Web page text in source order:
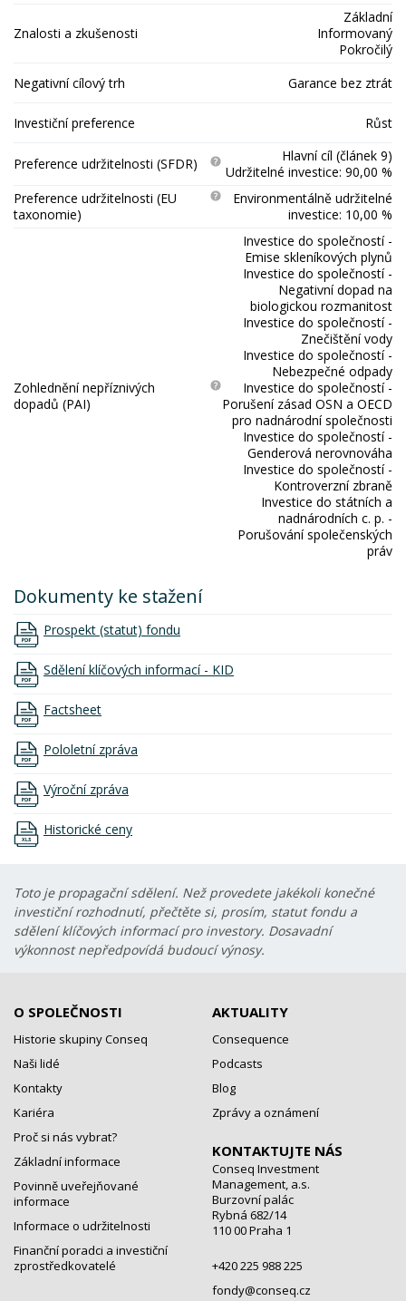
Znalosti a zkušenosti
Základní
Informovaný
Pokročilý
Negativní cílový trh
Garance bez ztrát
Investiční preference Růst
Preference udržitelnosti (SFDR)
Hlavní cíl (článek 9)
Udržitelné investice: 90,00 %
Preference udržitelnosti (EU
taxonomie)
Environmentálně udržitelné
investice: 10,00 %
Zohlednění nepříznivých
dopadů (PAI)
Investice do společností -
Emise skleníkových plynů
Investice do společností -
Negativní dopad na
biologickou rozmanitost
Investice do společností -
Znečištění vody
Investice do společností -
Nebezpečné odpady
Investice do společností -
Porušení zásad OSN a OECD
pro nadnárodní společnosti
Investice do společností -
Genderová nerovnováha
Investice do společností -
Kontroverzní zbraně
Investice do státních a
nadnárodních c. p. -
Porušování společenských
práv
Dokumenty ke stažení
Prospekt (statut) fondu
Sdělení klíčových informací - KID
Factsheet
Pololetní zpráva
Výroční zpráva
Historické ceny
Toto je propagační sdělení. Než provedete jakékoli konečné
investiční rozhodnutí, přečtěte si, prosím, statut fondu a
sdělení klíčových informací pro investory. Dosavadní
výkonnost nepředpovídá budoucí výnosy.
O SPOLEČNOSTI
Historie skupiny Conseq
Naši lidé
Kontakty
Kariéra
Proč si nás vybrat?
Základní informace
Povinně uveřejňované
informace
Informace o udržitelnosti
Finanční poradci a investiční
zprostředkovatelé
AKTUALITY
Consequence
Podcasts
Blog
Zprávy a oznámení
KONTAKTUJTE NÁS
Conseq Investment
Management, a.s.
Burzovní palác
Rybná 682/14
110 00 Praha 1
+420 225 988 225
fondy@conseq.cz